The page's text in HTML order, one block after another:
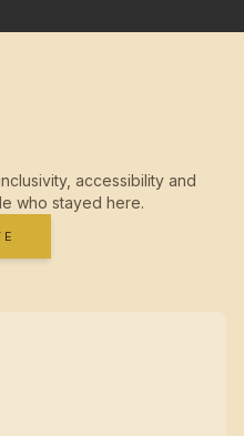
accessibility and
who stayed here.